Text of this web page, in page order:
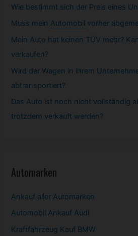
Wie bestimmt sich der Preis eines
Muss mein Automobil vorher
Mein Auto hat keinen TÜV mehr?
verkaufen?
Wird der Wagen in ihrem
abtransportiert?
Das Auto ist noch nicht vollständig
trotzdem verkauft werden?
Automarken
Ankauf aller Automarken
Automobil Ankauf Audi
Kraftfahrzeug Kauf BMW